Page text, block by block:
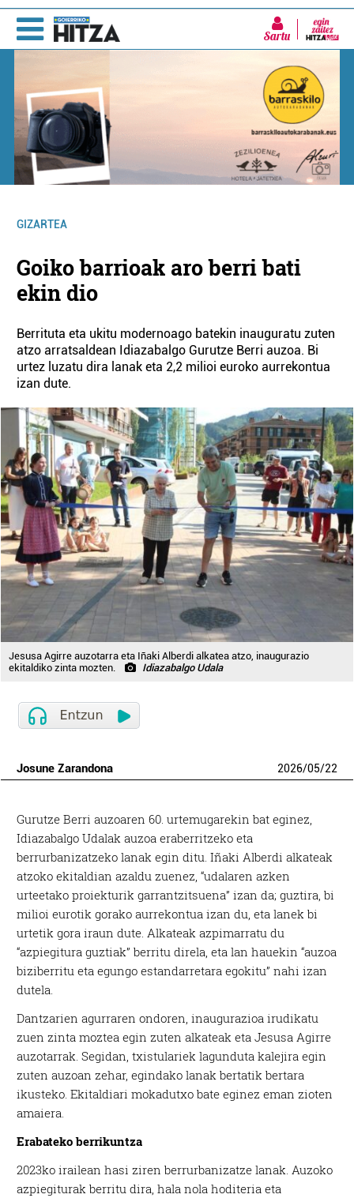
Sartu
GIZARTEA
Goiko barrioak aro berri bati
ekin dio
Berrituta eta ukitu modernoago batekin inauguratu zuten
atzo arratsaldean Idiazabalgo Gurutze Berri auzoa. Bi
urtez luzatu dira lanak eta 2,2 milioi euroko aurrekontua
izan dute.
Jesusa Agirre auzotarra eta Iñaki Alberdi alkatea atzo, inaugurazio
ekitaldiko zinta mozten.
Idiazabalgo Udala
Josune Zarandona 2026/05/22
Gurutze Berri auzoaren 60. urtemugarekin bat eginez,
Idiazabalgo Udalak auzoa eraberritzeko eta
berrurbanizatzeko lanak egin ditu. Iñaki Alberdi alkateak
atzoko ekitaldian azaldu zuenez, “udalaren azken
urteetako proiekturik garrantzitsuena” izan da; guztira, bi
milioi eurotik gorako aurrekontua izan du, eta lanek bi
urtetik gora iraun dute. Alkateak azpimarratu du
“azpiegitura guztiak” berritu direla, eta lan hauekin “auzoa
biziberritu eta egungo estandarretara egokitu” nahi izan
dutela.
Dantzarien agurraren ondoren, inaugurazioa irudikatu
zuen zinta moztea egin zuten alkateak eta Jesusa Agirre
auzotarrak. Segidan, txistulariek lagunduta kalejira egin
zuten auzoan zehar, egindako lanak bertatik bertara
ikusteko. Ekitaldiari mokadutxo bate eginez eman zioten
amaiera.
Erabateko berrikuntza
2023ko irailean hasi ziren berrurbanizatze lanak. Auzoko
azpiegiturak berritu dira, hala nola hoditeria eta